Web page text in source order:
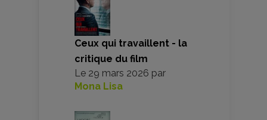
Ceux qui travaillent - la
critique du film
Le 29 mars 2026 par
Mona Lisa